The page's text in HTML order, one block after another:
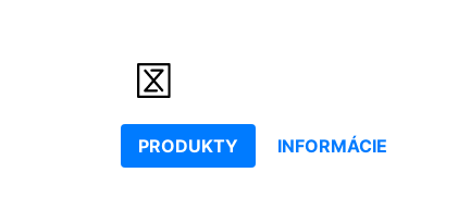
PRODUKTY INFORMÁCIE